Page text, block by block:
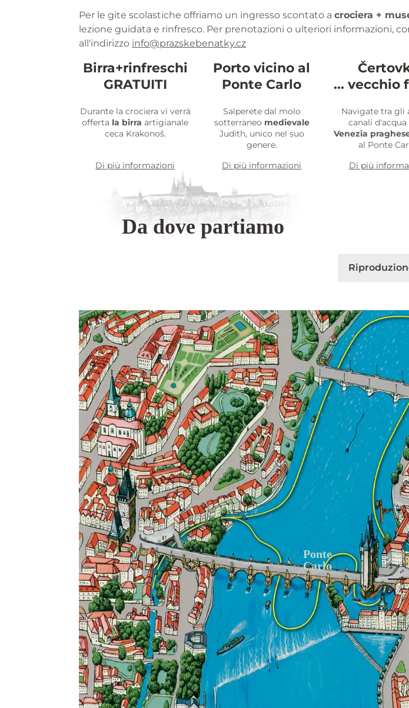
Per le gite scolastiche offriamo un ingresso scontato a crociera +
lezione guidata e rinfresco. Per prenotazioni o ulteriori informazioni,
all'indirizzo info@prazskebenatky.cz
Birra+rinfreschi
GRATUITI
Durante la crociera vi verrà
offerta la birra artigianale
ceca Krakonoš.
Di più informazioni
Porto vicino al
Ponte Carlo
Salperete dal molo
sotterraneo medievale
Judith, unico nel suo
genere.
Di più informazioni
... vecchio
Navigate tra gli
canali d'acqua
Venezia
al Ponte
Di più
Da dove partiamo
Ponte
Carlo